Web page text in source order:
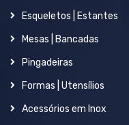
Esqueletos | Estantes
Mesas | Bancadas
Pingadeiras
Formas | Utensílios
Acessórios em Inox